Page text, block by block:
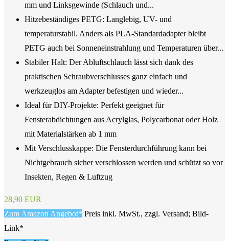
mm und Linksgewinde (Schlauch und...
Hitzebeständiges PETG: Langlebig, UV- und
temperaturstabil. Anders als PLA-Standardadapter bleibt
PETG auch bei Sonneneinstrahlung und Temperaturen über...
Stabiler Halt: Der Abluftschlauch lässt sich dank des
praktischen Schraubverschlusses ganz einfach und
werkzeuglos am Adapter befestigen und wieder...
Ideal für DIY-Projekte: Perfekt geeignet für
Fensterabdichtungen aus Acrylglas, Polycarbonat oder Holz
mit Materialstärken ab 1 mm
Mit Verschlusskappe: Die Fensterdurchführung kann bei
Nichtgebrauch sicher verschlossen werden und schützt so vor
Insekten, Regen & Luftzug
28,90 EUR
Zum Amazon Angebot* Preis inkl. MwSt., zzgl. Versand; Bild-
Link*